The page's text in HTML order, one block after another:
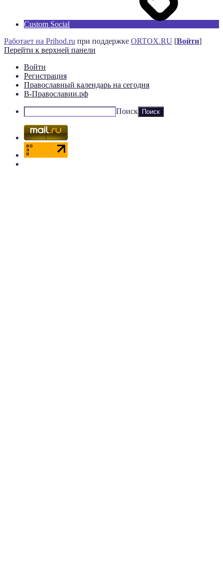
Custom Social
Работает на Prihod.ru при поддержке ORTOX.RU [Войти]
Перейти к верхней панели
Войти
Регистрация
Православный календарь на сегодня
В-Православии.рф
Поиск